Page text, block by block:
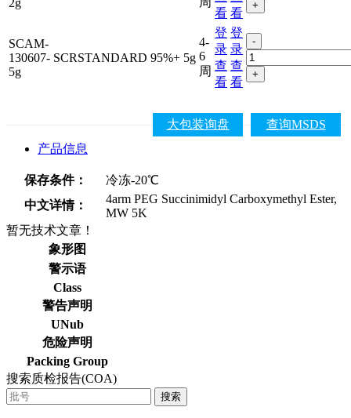
看 看
+
SCAM-
130607-
5g
SCRSTANDARD 95%+ 5g
4-
6
周
登
录
查
看
登
录
查
看
-
+
查询MSDS
大包装询盘
产品信息
保存条件：
冷冻-20℃
中文详情：
4arm PEG Succinimidyl Carboxymethyl Ester,
MW 5K
暂无技术文章！
象形图
警示语
Class
警告声明
UNub
危险声明
Packing Group
搜索质检报告(COA)
搜索